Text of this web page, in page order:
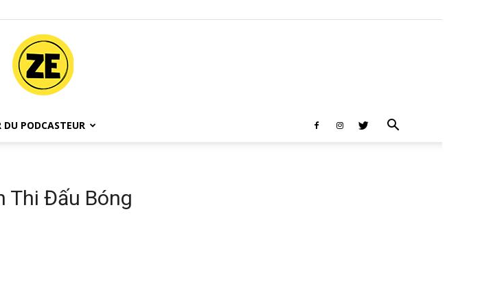
DU PODCASTEUR
Thi Đấu Bóng